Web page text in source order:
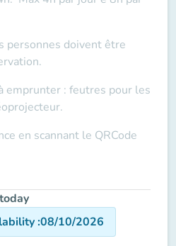
personnes doivent être
emprunter : feutres pour les
en scannant le QRCode
:08/10/2026